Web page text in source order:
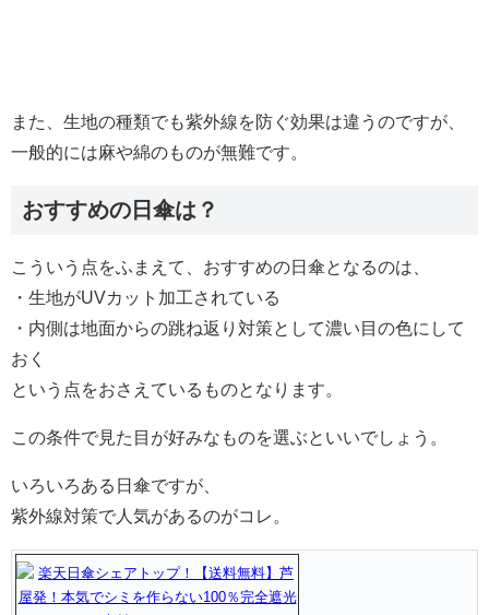
また、生地の種類でも紫外線を防ぐ効果は違うのですが、
一般的には麻や綿のものが無難です。
おすすめの日傘は？
こういう点をふまえて、おすすめの日傘となるのは、
・生地がUVカット加工されている
・内側は地面からの跳ね返り対策として濃い目の色にして
おく
という点をおさえているものとなります。
この条件で見た目が好みなものを選ぶといいでしょう。
いろいろある日傘ですが、
紫外線対策で人気があるのがコレ。